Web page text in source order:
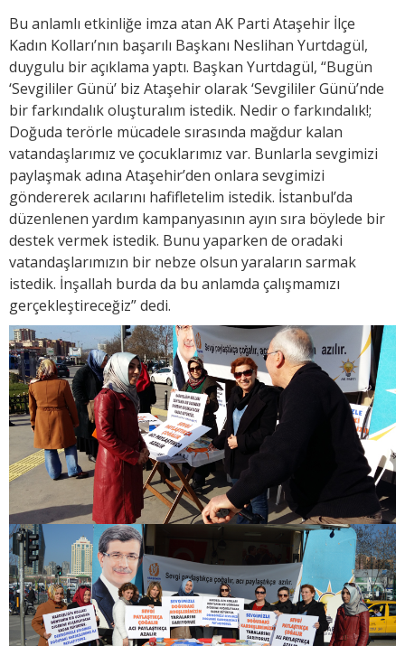
Bu anlamlı etkinliğe imza atan AK Parti Ataşehir İlçe
Kadın Kolları’nın başarılı Başkanı Neslihan Yurtdagül,
duygulu bir açıklama yaptı. Başkan Yurtdagül, “Bugün
‘Sevgililer Günü’ biz Ataşehir olarak ‘Sevgililer Günü’nde
bir farkındalık oluşturalım istedik. Nedir o farkındalık!;
Doğuda terörle mücadele sırasında mağdur kalan
vatandaşlarımız ve çocuklarımız var. Bunlarla sevgimizi
paylaşmak adına Ataşehir’den onlara sevgimizi
göndererek acılarını hafifletelim istedik. İstanbul’da
düzenlenen yardım kampanyasının ayın sıra böylede bir
destek vermek istedik. Bunu yaparken de oradaki
vatandaşlarımızın bir nebze olsun yaraların sarmak
istedik. İnşallah burda da bu anlamda çalışmamızı
gerçekleştireceğiz” dedi.